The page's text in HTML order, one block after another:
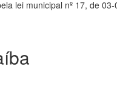
lei municipal nº 17, de 03-